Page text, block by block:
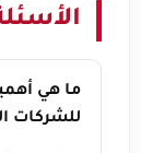
ما هي
للشركات